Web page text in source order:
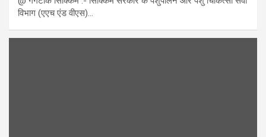
विभाग (एएच एंड वीएस)…